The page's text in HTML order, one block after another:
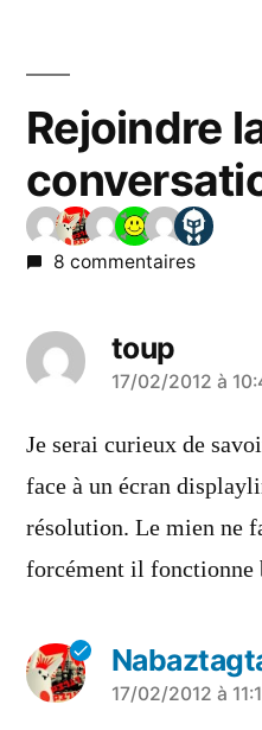
Rejoindre
8 commentaires
toup
a
dit :
17/02/2012 à
Je serai curieux de
face à un écran
résolution. Le mien ne
forcément il fonctionne
a
17/02/2012 à